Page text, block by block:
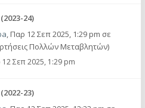
24)
, Παρ 12 Σεπ 2025, 1:29 pm σε
Πολλών Μεταβλητών)
Σεπ 2025, 1:29 pm
23)